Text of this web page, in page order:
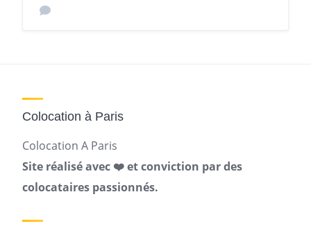
Colocation à Paris
Colocation A Paris
Site réalisé avec ❤️ et conviction par des
colocataires passionnés.